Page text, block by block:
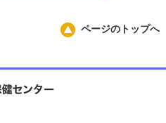
ページのトップへ